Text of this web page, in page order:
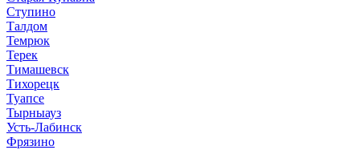
Ступино
Талдом
Темрюк
Терек
Тимашевск
Тихорецк
Туапсе
Тырныауз
Усть-Лабинск
Фрязино